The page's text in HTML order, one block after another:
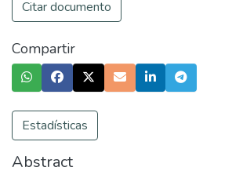
Citar documento
Compartir
Estadísticas
Abstract